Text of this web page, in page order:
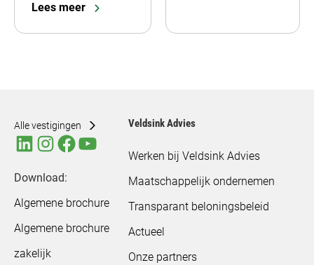
Lees meer
Alle vestigingen
Download:
Algemene brochure
Algemene brochure
zakelijk
Veldsink Advies
Werken bij Veldsink Advies
Maatschappelijk ondernemen
Transparant beloningsbeleid
Actueel
Onze partners